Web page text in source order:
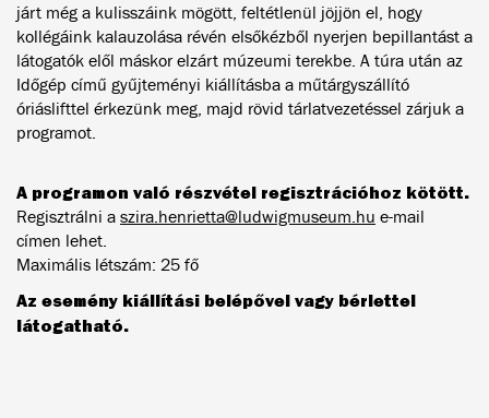
járt még a kulisszáink mögött, feltétlenül jöjjön el, hogy
kollégáink kalauzolása révén elsőkézből nyerjen bepillantást a
látogatók elől máskor elzárt múzeumi terekbe. A túra után az
Időgép című gyűjteményi kiállításba a műtárgyszállító
óriáslifttel érkezünk meg, majd rövid tárlatvezetéssel zárjuk a
programot.
A programon való részvétel regisztrációhoz kötött.
Regisztrálni a szira.henrietta@ludwigmuseum.hu e-mail
címen lehet.
Maximális létszám: 25 fő
Az esemény kiállítási belépővel vagy bérlettel
látogatható.